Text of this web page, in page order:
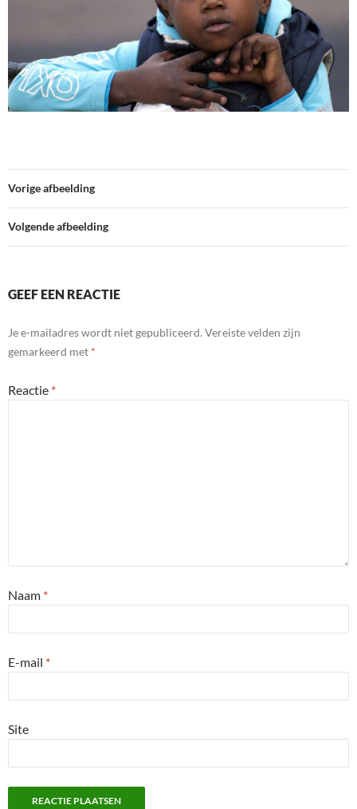
Vorige afbeelding
Volgende afbeelding
GEEF EEN REACTIE
Je e-mailadres wordt niet gepubliceerd. Vereiste velden zijn
gemarkeerd met *
Reactie *
Naam *
E-mail *
Site